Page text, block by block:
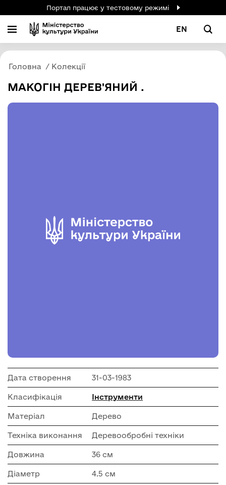
Портал працює у тестовому режимі
EN
Головна Колекції
МАКОГІН ДЕРЕВ'ЯНИЙ .
Дата створення 31-03-1983
Класифікація Інструменти
Матеріал Дерево
Техніка виконання Деревообробні техніки
Довжина 36 см
Діаметр 4.5 см